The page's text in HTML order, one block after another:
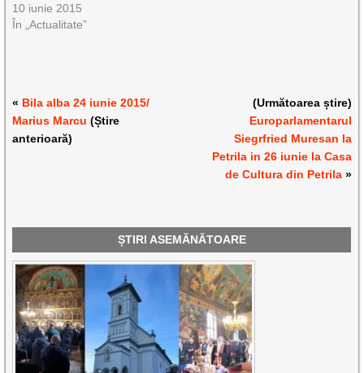
10 iunie 2015
În „Actualitate”
« Bila alba 24 iunie 2015/
Marius Marcu (Știre
anterioară)
(Următoarea știre)
Europarlamentarul
Siegrfried Muresan la
Petrila in 26 iunie la Casa
de Cultura din Petrila»
ȘTIRI ASEMĂNĂTOARE